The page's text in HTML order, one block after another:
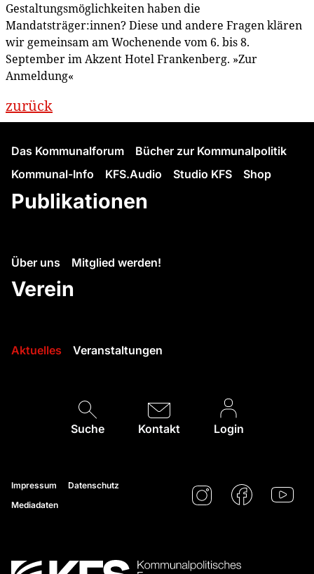
Gestaltungsmöglichkeiten haben die
Mandatsträger:innen? Diese und andere Fragen klären
wir gemeinsam am Wochenende vom 6. bis 8.
September im Akzent Hotel Frankenberg. »Zur
Anmeldung«
zurück
Das Kommunalforum
Bücher zur Kommunalpolitik
Kommunal-Info
KFS.Audio Studio KFS Shop
Publikationen
Über uns Mitglied werden!
Verein
Aktuelles Veranstaltungen
Suche Kontakt Login
Impressum
Datenschutz
Mediadaten